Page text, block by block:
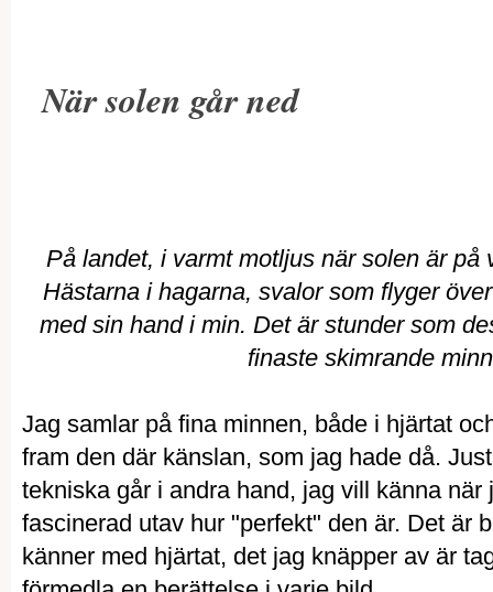
När solen går ned
På landet, i varmt motljus när solen är
Hästarna i hagarna, svalor som flyger
med sin hand i min. Det är stunder som
finaste skimrande
Jag samlar på fina minnen, både i hjärtat
fram den där känslan, som jag hade då.
tekniska går i andra hand, jag vill känna
fascinerad utav hur "perfekt" den är. Det är
känner med hjärtat, det jag knäpper av är